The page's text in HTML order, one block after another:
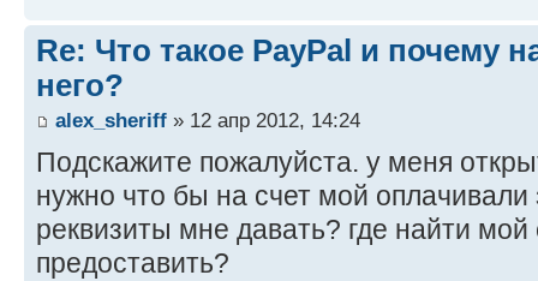
Re: Что такое PayPal и почему
него?
alex_sheriff » 12 апр 2012, 14:24
Подскажите пожалуйста. у меня
нужно что бы на счет мой оплачивали
реквизиты мне давать? где найти
предоставить?